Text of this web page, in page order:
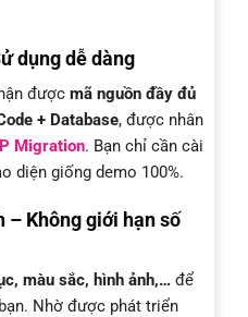
dụng dễ dàng
được mã nguồn đầy đủ
+ Database, được nhân
Migration. Bạn chỉ cần cài
diện giống demo 100%.
– Không giới hạn số
màu sắc, hình ảnh,… để
Nhờ được phát triển